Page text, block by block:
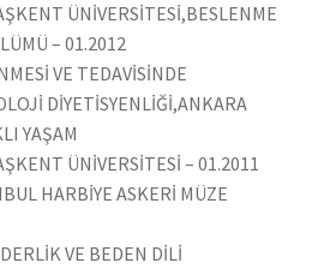
ÜNİVERSİTESİ,BESLENME
– 01.2012
VE TEDAVİSİNDE
DİYETİSYENLİĞİ,ANKARA
YAŞAM
ÜNİVERSİTESİ – 01.2011
HARBİYE ASKERİ MÜZE
VE BEDEN DİLİ